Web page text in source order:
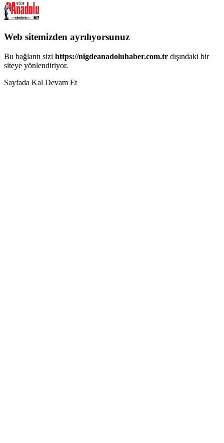
Web sitemizden ayrılıyorsunuz
Bu bağlantı sizi https://nigdeanadoluhaber.com.tr dışındaki bir
siteye yönlendiriyor.
Sayfada Kal Devam Et